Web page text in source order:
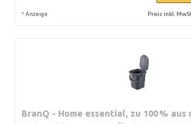
* Anzeige Preis inkl.
BranQ - Home essential, zu 100 %